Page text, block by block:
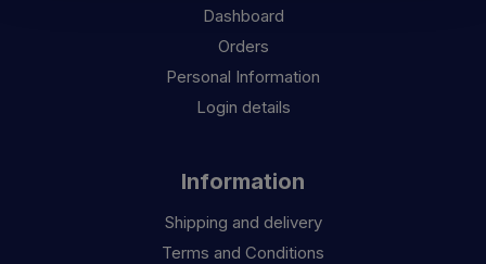
Dashboard
Orders
Personal Information
Login details
Information
Shipping and delivery
Terms and Conditions